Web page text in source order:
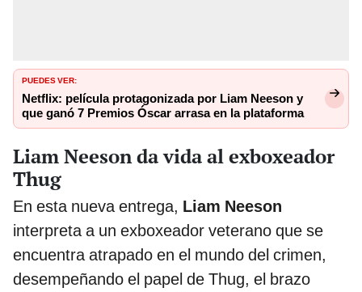
PUEDES VER:
Netflix: película protagonizada por Liam Neeson y
que ganó 7 Premios Óscar arrasa en la plataforma
Liam Neeson da vida al exboxeador
Thug
En esta nueva entrega, Liam Neeson
interpreta a un exboxeador veterano que se
encuentra atrapado en el mundo del crimen,
desempeñando el papel de Thug, el brazo